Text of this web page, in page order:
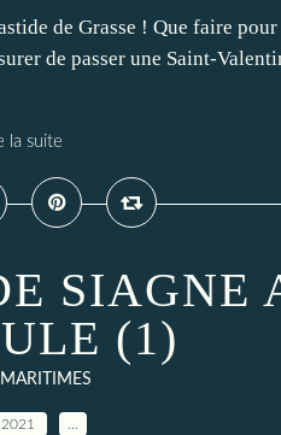
de Grasse ! Que faire
de passer une Saint-
la suite
SIAGNE
(1)